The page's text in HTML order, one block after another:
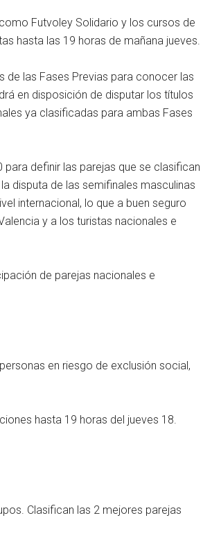
Futvoley Solidario y los cursos de
hasta las 19 horas de mañana jueves.
de las Fases Previas para conocer las
en disposición de disputar los títulos
ya clasificadas para ambas Fases
definir las parejas que se clasifican
disputa de las semifinales masculinas
internacional, lo que a buen seguro
y a los turistas nacionales e
de parejas nacionales e
en riesgo de exclusión social,
hasta 19 horas del jueves 18.
Clasifican las 2 mejores parejas